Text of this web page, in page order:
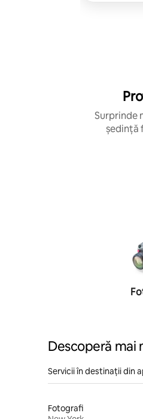
Surprinde
ședință
Descoperă mai
Servicii în destinații din
Fotografi